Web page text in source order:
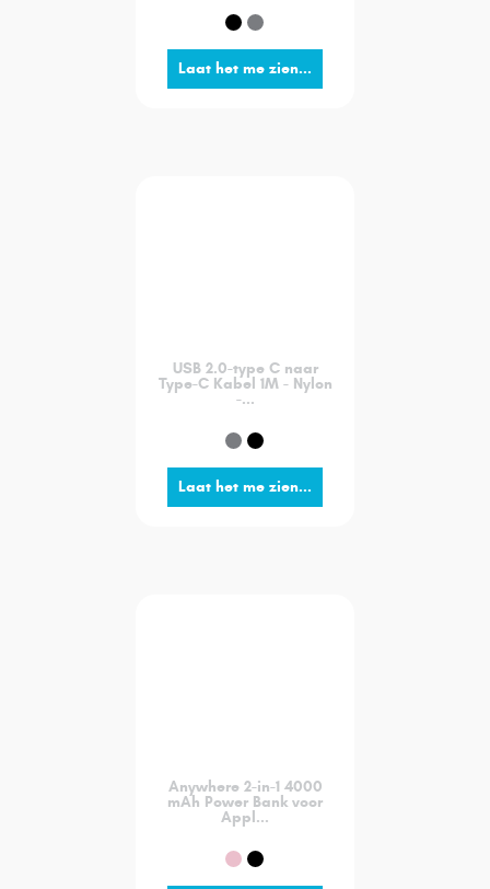
Laat het me zien...
USB 2.0-type C naar
Type-C Kabel 1M - Nylon
-...
Laat het me zien...
Anywhere 2-in-1 4000
mAh Power Bank voor
Appl...